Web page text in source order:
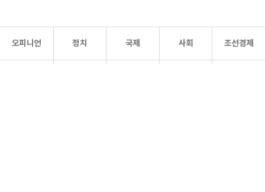
오피니언 정치 국제 사회 조선경제